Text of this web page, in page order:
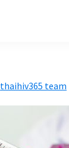
thaihiv365 team